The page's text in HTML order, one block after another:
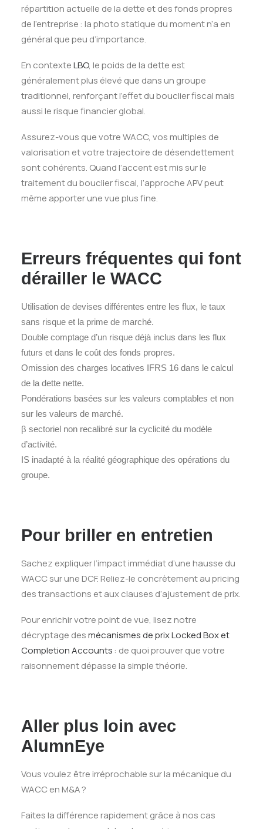
répartition actuelle de la dette et des fonds propres
de l’entreprise : la photo statique du moment n’a en
général que peu d’importance.
En contexteLBO, le poids de la dette est
généralement plus élevé que dans un groupe
traditionnel, renforçant l’effet du bouclier fiscal mais
aussi le risque financier global.
Assurez-vous que votre WACC, vos multiples de
valorisation et votre trajectoire de désendettement
sont cohérents. Quand l’accent est mis sur le
traitement du bouclier fiscal, l’approche APV peut
même apporter une vue plus fine.
Erreurs fréquentes qui font
dérailler le WACC
Utilisation de devises différentes entre les flux, le taux
sans risque et la prime de marché.
Double comptage d’un risque déjà inclus dans les flux
futurs et dans le coût des fonds propres.
Omission des charges locatives IFRS 16 dans le calcul
de la dette nette.
Pondérations basées sur les valeurs comptables et non
sur les valeurs de marché.
β sectoriel non recalibré sur la cyclicité du modèle
d’activité.
IS inadapté à la réalité géographique des opérations du
groupe.
Pour briller en entretien
Sachez expliquer l’impact immédiat d’une hausse du
WACC sur une DCF. Reliez-le concrètement au pricing
des transactions et aux clauses d’ajustement de prix.
Pour enrichir votre point de vue, lisez notre
décryptage desmécanismes de prix Locked Box et
Completion Accounts : de quoi prouver que votre
raisonnement dépasse la simple théorie.
Aller plus loin avec
AlumnEye
Vous voulez être irréprochable sur la mécanique du
WACC en M&A ?
Faites la différence rapidement grâce à nos cas